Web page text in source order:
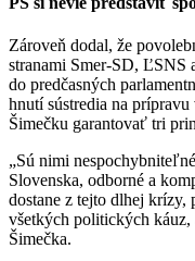
Zároveň dodal, že
stranami Smer-SD, ĽSNS
do predčasných
hnutí sústredia na
Šimečku garantovať tri
„Sú nimi
Slovenska, odborné a
dostane z tejto dlhej krízy,
všetkých politických
Šimečka.